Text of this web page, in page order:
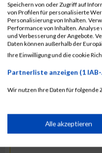
4104
Alex
3982
Thomas
3901
Johann
3732
Markus
3796
Pascal
4051
Didier
4108
André
Speichern von oder Zugriff auf
von Profilen für personalisierte
Personalisierung von Inhalten.
Performance von Inhalten.
und Verbesserung der Angebote.
Daten können außerhalb der
Ihre Einwilligung und die cookie
Partnerliste anzeigen (1
Wir nutzen Ihre Daten für folgende
Speichern von oder
Alle akzeptieren